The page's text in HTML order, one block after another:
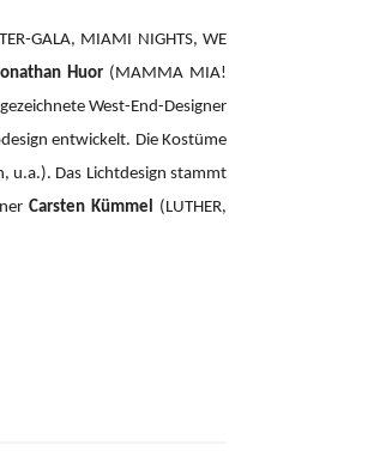
GALA, MIAMI NIGHTS, WE
Huor (MAMMA MIA!
West-End-Designer
entwickelt. Die Kostüme
u.a.). Das Lichtdesign stammt
Carsten Kümmel (LUTHER,